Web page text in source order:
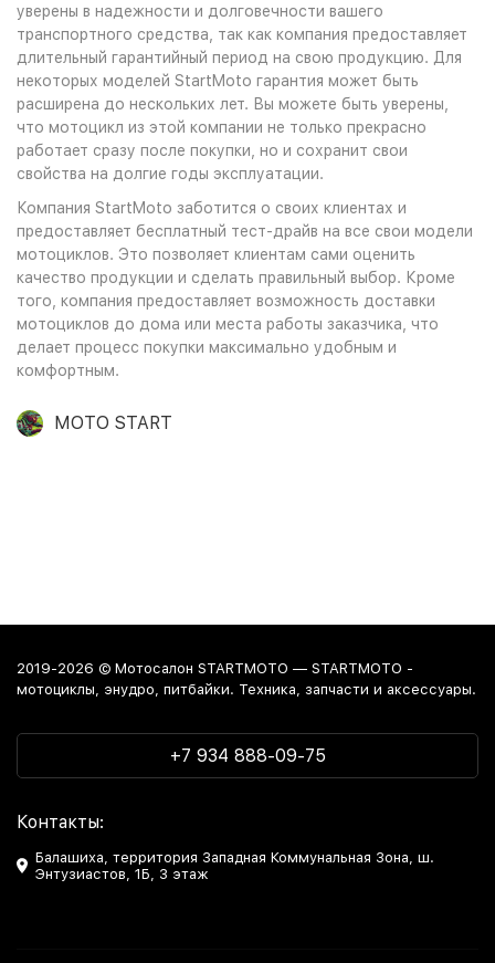
уверены в надежности и долговечности вашего
транспортного средства, так как компания предоставляет
длительный гарантийный период на свою продукцию. Для
некоторых моделей StartMoto гарантия может быть
расширена до нескольких лет. Вы можете быть уверены,
что мотоцикл из этой компании не только прекрасно
работает сразу после покупки, но и сохранит свои
свойства на долгие годы эксплуатации.
Компания StartMoto заботится о своих клиентах и
предоставляет бесплатный тест-драйв на все свои модели
мотоциклов. Это позволяет клиентам сами оценить
качество продукции и сделать правильный выбор. Кроме
того, компания предоставляет возможность доставки
мотоциклов до дома или места работы заказчика, что
делает процесс покупки максимально удобным и
комфортным.
MOTO START
2019-2026 © Мотосалон STARTMOTO — STARTMOTO -
мотоциклы, энудро, питбайки. Техника, запчасти и аксессуары.
+7 934 888-09-75
Контакты:
Балашиха, территория Западная Коммунальная Зона, ш.
Энтузиастов, 1Б, 3 этаж